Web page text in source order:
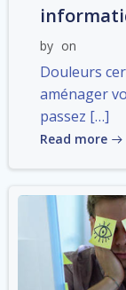
by on
Douleurs
aménager
passez […]
Read more